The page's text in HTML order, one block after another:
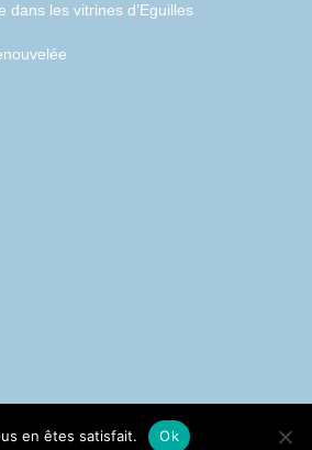
dans les vitrines d’Eguilles
en êtes satisfait. Ok